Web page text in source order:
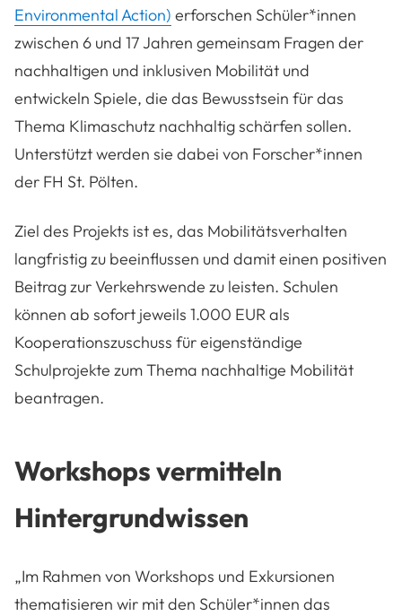
Environmental Action) erforschen Schüler*innen
zwischen 6 und 17 Jahren gemeinsam Fragen der
nachhaltigen und inklusiven Mobilität und
entwickeln Spiele, die das Bewusstsein für das
Thema Klimaschutz nachhaltig schärfen sollen.
Unterstützt werden sie dabei von Forscher*innen
der FH St. Pölten.
Ziel des Projekts ist es, das Mobilitätsverhalten
langfristig zu beeinflussen und damit einen positiven
Beitrag zur Verkehrswende zu leisten. Schulen
können ab sofort jeweils 1.000 EUR als
Kooperationszuschuss für eigenständige
Schulprojekte zum Thema nachhaltige Mobilität
beantragen.
Workshops vermitteln
Hintergrundwissen
„Im Rahmen von Workshops und Exkursionen
thematisieren wir mit den Schüler*innen das